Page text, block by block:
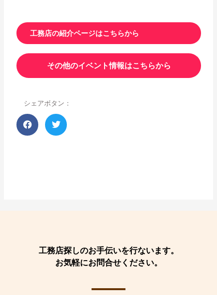
工務店の紹介ページはこちらから
その他のイベント情報はこちらから
シェアボタン：
工務店探しのお手伝いを行ないます。
お気軽にお問合せください。